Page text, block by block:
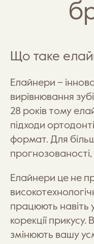
Що таке
Елайнери –
вирівнювання
28 років тому
підходи
формат. Для
прогнозованості,
Елайнери це не
працюють навіть
корекції прикусу.
змінюють вашу